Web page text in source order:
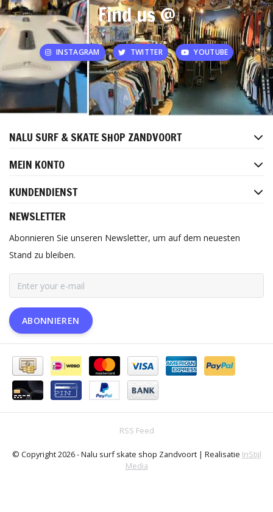
Find us @
INSTAGRAM TWITTER YOUTUBE
NALU SURF & SKATE SHOP ZANDVOORT
MEIN KONTO
KUNDENDIENST
NEWSLETTER
Abonnieren Sie unseren Newsletter, um auf dem neuesten
Stand zu bleiben.
ABONNIEREN
RSS Feed
© Copyright 2026 - Nalu surf skate shop Zandvoort | Realisatie InStijl
Media